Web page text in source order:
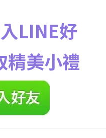
LINE好
精美小禮